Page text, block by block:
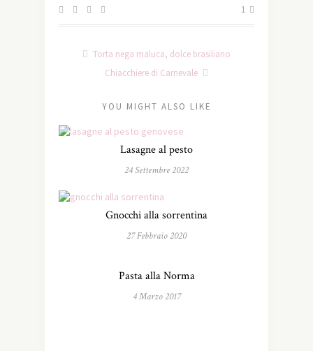
1
Torta nega maluca, dolce brasiliano
Chiacchiere di Carnevale
YOU MIGHT ALSO LIKE
Lasagne al pesto
24 Settembre 2022
Gnocchi alla sorrentina
27 Febbraio 2020
Pasta alla Norma
4 Marzo 2017